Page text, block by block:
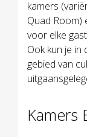
kamers
Quad Room)
voor elke
Ook kun je
gebied van
Kamers